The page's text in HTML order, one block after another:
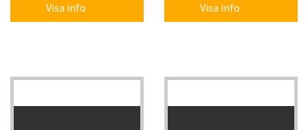
Visa info Visa info